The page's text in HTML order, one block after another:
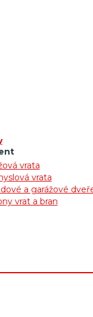
vrata
vrata
a garážové
vrat a bran